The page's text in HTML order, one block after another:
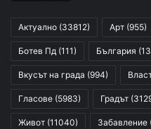
Актуално (33812) Арт (955)
Ботев Пд (111) България
Вкусът на града (994)
Гласове (5983) Градът
Живот (11040) Забавление